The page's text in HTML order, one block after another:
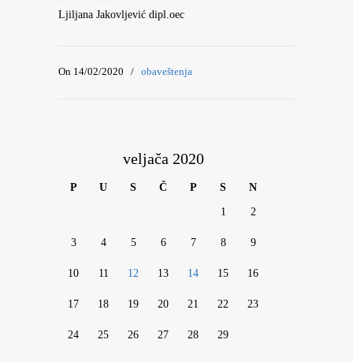
Ljiljana Jakovljević dipl.oec
On 14/02/2020 / obaveštenja
veljača 2020
P U S Č P S N
1 2
3 4 5 6 7 8 9
10 11 12 13 14 15 16
17 18 19 20 21 22 23
24 25 26 27 28 29